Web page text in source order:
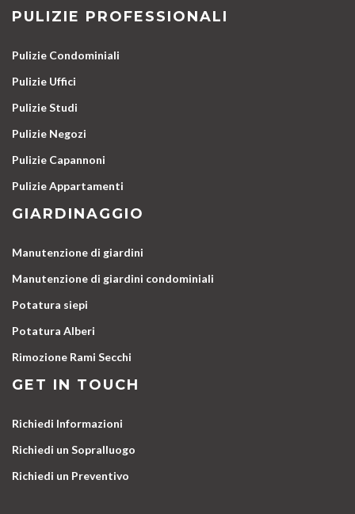
PULIZIE PROFESSIONALI
Pulizie Condominiali
Pulizie Uffici
Pulizie Studi
Pulizie Negozi
Pulizie Capannoni
Pulizie Appartamenti
GIARDINAGGIO
Manutenzione di giardini
Manutenzione di giardini condominiali
Potatura siepi
Potatura Alberi
Rimozione Rami Secchi
GET IN TOUCH
Richiedi Informazioni
Richiedi un Sopralluogo
Richiedi un Preventivo